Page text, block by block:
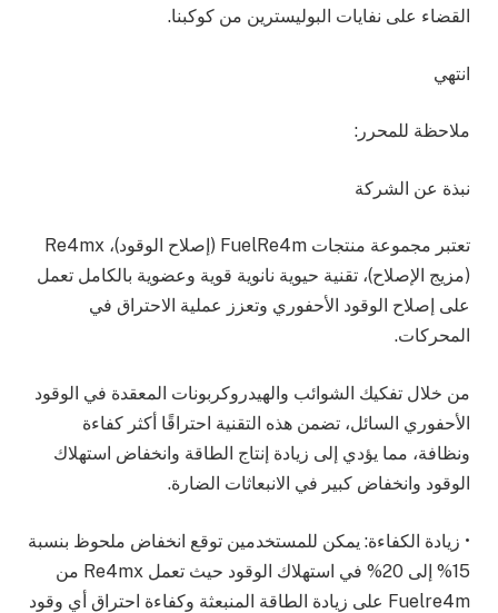
القضاء على نفايات البوليسترين من كوكبنا.
انتهي
ملاحظة للمحرر:
نبذة عن الشركة
تعتبر مجموعة منتجات FuelRe4m (إصلاح الوقود)، Re4mx
(مزيج الإصلاح)، تقنية حيوية نانوية قوية وعضوية بالكامل تعمل
على إصلاح الوقود الأحفوري وتعزز عملية الاحتراق في
المحركات.
من خلال تفكيك الشوائب والهيدروكربونات المعقدة في الوقود
الأحفوري السائل، تضمن هذه التقنية احتراقًا أكثر كفاءة
ونظافة، مما يؤدي إلى زيادة إنتاج الطاقة وانخفاض استهلاك
الوقود وانخفاض كبير في الانبعاثات الضارة.
• زيادة الكفاءة: يمكن للمستخدمين توقع انخفاض ملحوظ بنسبة
15% إلى 20% في استهلاك الوقود حيث تعمل Re4mx من
Fuelre4m على زيادة الطاقة المنبعثة وكفاءة احتراق أي وقود